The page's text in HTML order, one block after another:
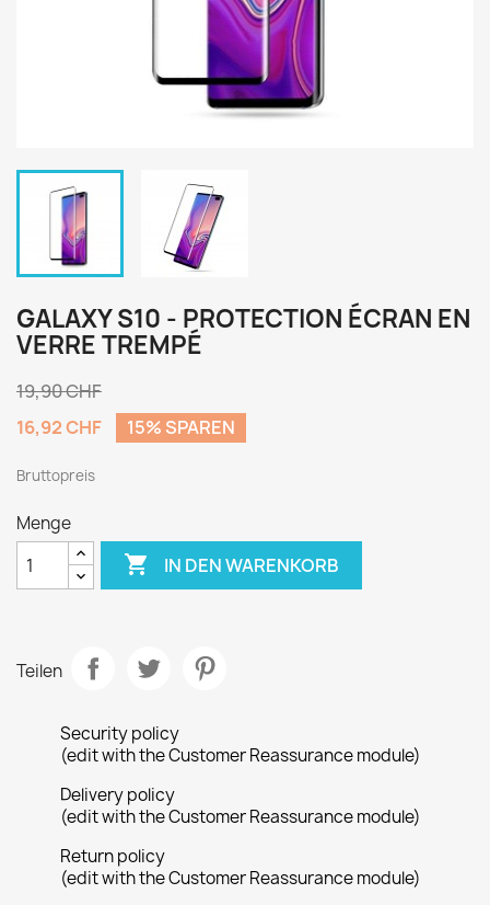
GALAXY S10 - PROTECTION ÉCRAN EN
VERRE TREMPÉ
19,90 CHF
16,92 CHF
15% SPAREN
Bruttopreis
Menge
 IN DEN WARENKORB
Teilen
Security policy
(edit with the Customer Reassurance module)
Delivery policy
(edit with the Customer Reassurance module)
Return policy
(edit with the Customer Reassurance module)